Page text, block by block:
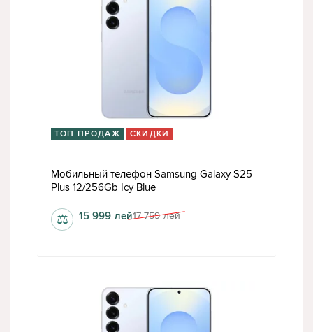
ТОП ПРОДАЖ СКИДКИ
Мобильный телефон Samsung Galaxy S25
Plus 12/256Gb Icy Blue
17 759 лей
15 999 лей
⚖